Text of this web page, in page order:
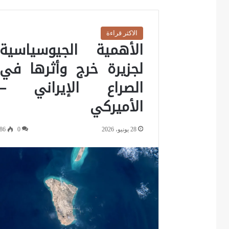
الاكثر قراءة
الأهمية
لجزيرة خرج وأثرها
الصراع الإيراني
الأميركي
28 يونيو، 2026 0